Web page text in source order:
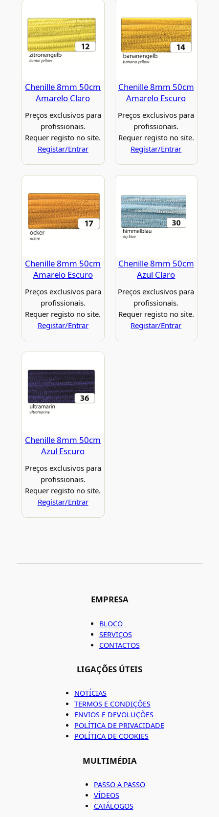
Chenille 8mm 50cm
Amarelo Claro
Preços exclusivos para
profissionais.
Requer registo no site.
Registar/Entrar
Chenille 8mm 50cm
Amarelo Escuro
Preços exclusivos para
profissionais.
Requer registo no site.
Registar/Entrar
Chenille 8mm 50cm
Amarelo Escuro
Preços exclusivos para
profissionais.
Requer registo no site.
Registar/Entrar
Chenille 8mm 50cm
Azul Claro
Preços exclusivos para
profissionais.
Requer registo no site.
Registar/Entrar
Chenille 8mm 50cm
Azul Escuro
Preços exclusivos para
profissionais.
Requer registo no site.
Registar/Entrar
EMPRESA
BLOCO
SERVIÇOS
CONTACTOS
LIGAÇÕES ÚTEIS
NOTÍCIAS
TERMOS E CONDIÇÕES
ENVIOS E DEVOLUÇÕES
POLÍTICA DE PRIVACIDADE
POLÍTICA DE COOKIES
MULTIMÉDIA
PASSO A PASSO
VÍDEOS
CATÁLOGOS